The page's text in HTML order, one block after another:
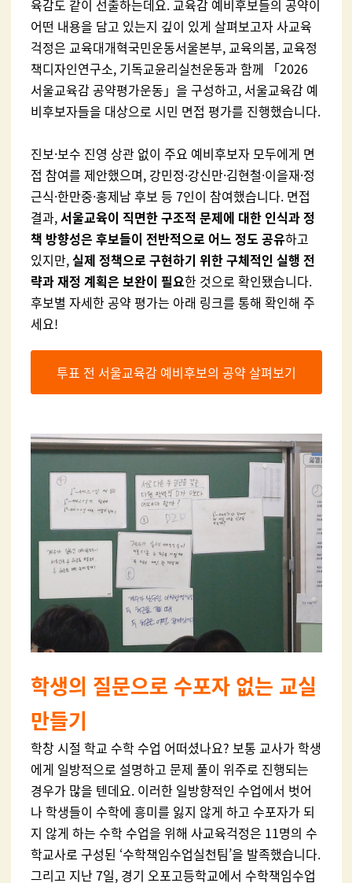
육감도 같이 선출하는데요. 교육감 예비후보들의 공약이
어떤 내용을 담고 있는지 깊이 있게 살펴보고자 사교육
걱정은 교육대개혁국민운동서울본부, 교육의봄, 교육정
책디자인연구소, 기독교윤리실천운동과 함께 「2026
서울교육감 공약평가운동」을 구성하고, 서울교육감 예
비후보자들을 대상으로 시민 면접 평가를 진행했습니다.
진보·보수 진영 상관 없이 주요 예비후보자 모두에게 면
접 참여를 제안했으며, 강민정·강신만·김현철·이을재·정
근식·한만중·홍제남 후보 등 7인이 참여했습니다. 면접
결과,서울교육이 직면한 구조적 문제에 대한 인식과 정
책 방향성은 후보들이 전반적으로 어느 정도 공유하고
있지만,실제 정책으로 구현하기 위한 구체적인 실행 전
략과 재정 계획은 보완이 필요한 것으로 확인됐습니다.
후보별 자세한 공약 평가는 아래 링크를 통해 확인해 주
세요!
투표 전 서울교육감 예비후보의 공약 살펴보기
학생의 질문으로 수포자 없는 교실
만들기
학창 시절 학교 수학 수업 어떠셨나요? 보통 교사가 학생
에게 일방적으로 설명하고 문제 풀이 위주로 진행되는
경우가 많을 텐데요. 이러한 일방향적인 수업에서 벗어
나 학생들이 수학에 흥미를 잃지 않게 하고 수포자가 되
지 않게 하는 수학 수업을 위해 사교육걱정은 11명의 수
학교사로 구성된 ‘수학책임수업실천팀’을 발족했습니다.
그리고 지난7일, 경기 오포고등학교에서 수학책임수업